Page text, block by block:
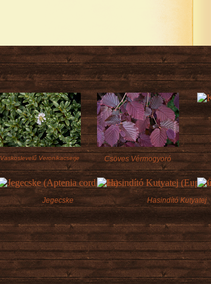
Vaskoslevelű Veronikacserje Csöves Vérmogyoró
Jegecske Hasindító Kutyatej